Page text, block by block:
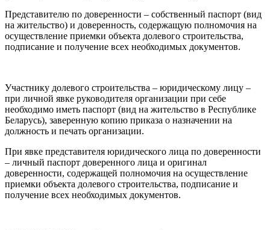
Представителю по доверенности – собственный паспорт (вид
на жительство) и доверенность, содержащую полномочия на
осуществление приемки объекта долевого строительства,
подписание и получение всех необходимых документов.
Участнику долевого строительства – юридическому лицу –
при личной явке руководителя организации при себе
необходимо иметь паспорт (вид на жительство в Республике
Беларусь), заверенную копию приказа о назначении на
должность и печать организации.
При явке представителя юридического лица по доверенности
– личный паспорт доверенного лица и оригинал
доверенности, содержащей полномочия на осуществление
приемки объекта долевого строительства, подписание и
получение всех необходимых документов.